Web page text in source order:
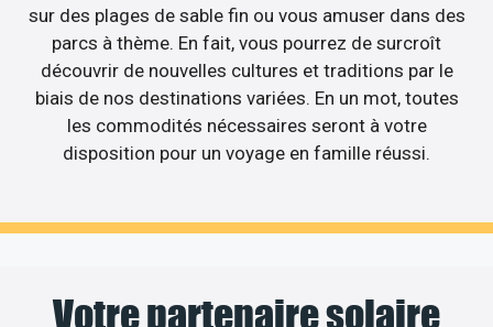
sur des plages de sable fin ou vous amuser dans des
parcs à thème. En fait, vous pourrez de surcroît
découvrir de nouvelles cultures et traditions par le
biais de nos destinations variées. En un mot, toutes
les commodités nécessaires seront à votre
disposition pour un voyage en famille réussi.
Votre partenaire solaire